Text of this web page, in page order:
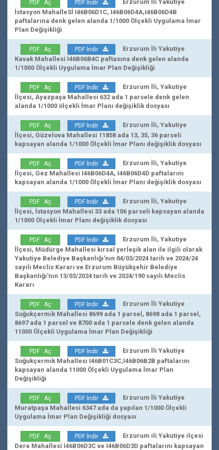
PDF Aç PDF İndir
Erzurum İli Yakutiye
İstasyon MahalleSİ I46B06D1C, I46B06D4A,I46B06D4B
paftalarına denk gelen alanda 1/1000 Ölçekli Uygulama İmar
Plan Değişikliği
PDF Aç PDF İndir
Erzurum İli Yakutiye
Kavak Mahallesi I46B06B4C paftasına denk gelen alanda
1/1000 Ölçekli Uygulama İmar Plan Değişikliği
PDF Aç PDF İndir
Erzurum İli, Yakutiye
İlçesi, Ayazpaşa Mahallesi 632 ada 1 parsele denk gelen
alanda 1/1000 ölçekli İmar Planı değişiklik dosyası
PDF Aç PDF İndir
Erzurum İli, Yakutiye
İlçesi, Güzelova Mahallesi 11858 ada 13, 35, 36 parseli
kapsayan alanda 1/1000 Ölçekli İmar Planı değişiklik dosyası
PDF Aç PDF İndir
Erzurum İli, Yakutiye
İlçesi, Gez Mahallesi I46B06D4A, I46B06D4D paftalarını
kapsayan alanda 1/1000 Ölçekli İmar Planı değişiklik dosyası
PDF Aç PDF İndir
Erzurum İli, Yakutiye
İlçesi, İstasyon Mahallesi 33 ada 106 parseli kapsayan alanda
1/1000 Ölçekli İmar Planı değişiklik dosyası
PDF Aç PDF İndir
Erzurum İli, Yakutiye
İlçesi, Müdürge Mahallesi kırsal yerleşik alan ile ilgili olarak
Yakutiye Belediye Başkanlığı'nın 04/03/2024 tarih ve 2024/24
sayılı Meclis Kararı ve Erzurum Büyükşehir Belediye
Başkanlığı'nın 13/03/2024 tarih ve 2024/190 sayılı Meclis
Kararı
PDF Aç PDF İndir
Erzurum İli Yakutiye
Soğukçermik Mahallesi 8699 ada 1 parsel, 8698 ada 1 parsel,
8697 ada 1 parsel ve 8700 ada 1 parsele denk gelen alanda
11000 Ölçekli Uygulama İmar Plan Değişikliği
PDF Aç PDF İndir
Erzurum İli Yakutiye
Soğukçermik Mahallesi I46B01C3C,I46B06B2B paftalarını
kapsayan alanda 11000 Ölçekli Uygulama İmar Plan
Değişikliği
PDF Aç PDF İndir
Erzurum İli Yakutiye
Muratpaşa Mahallesi 6347 ada da yapılan 1/1000 Ölçekli
Uygulama İmar Plan Değişikliği dosyası
PDF Aç PDF İndir
Erzurum ili Yakutiye ilçesi
Dere Mahallesi I46B06D3C ve I46B06D3D paftalarını kapsayan